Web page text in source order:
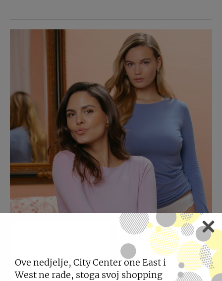
YAMAMAY NOVA
KOLEKCIJA
Ove nedjelje, City Center one East i
West ne rade, stoga svoj shopping